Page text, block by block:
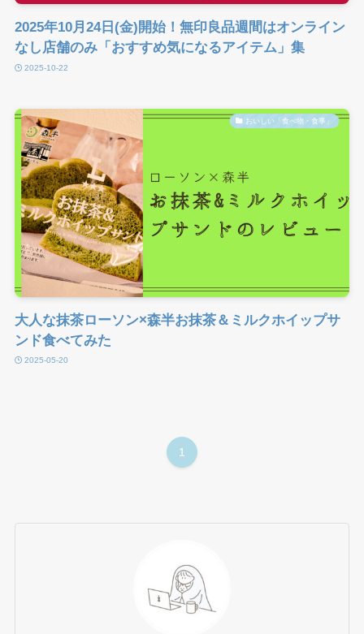
2025年10月24日(金)開始！無印良品週間はオンライン
なし店舗のみ「おすすめ気になるアイテム」集
2025-10-22
おいしい「食べ物・食事」
大人な抹茶ローソン×森半お抹茶＆ミルクホイップサ
ンド食べてみた
2025-05-20
1